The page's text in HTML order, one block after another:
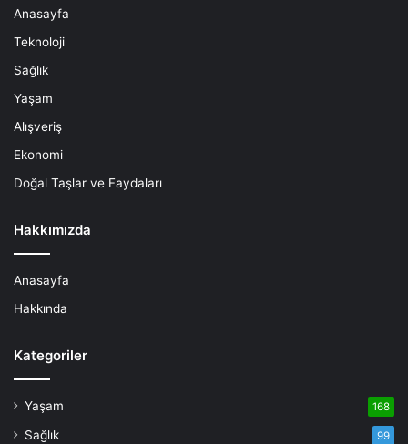
Anasayfa
Teknoloji
Sağlık
Yaşam
Alışveriş
Ekonomi
Doğal Taşlar ve Faydaları
Hakkımızda
Anasayfa
Hakkında
Kategoriler
Yaşam 168
Sağlık 99